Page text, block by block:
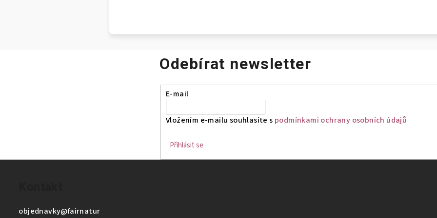
Odebírat newsletter
E-mail
Vložením e-mailu souhlasíte s podmínkami ochrany osobních údajů
Přihlásit se
objednavky@fairnatur